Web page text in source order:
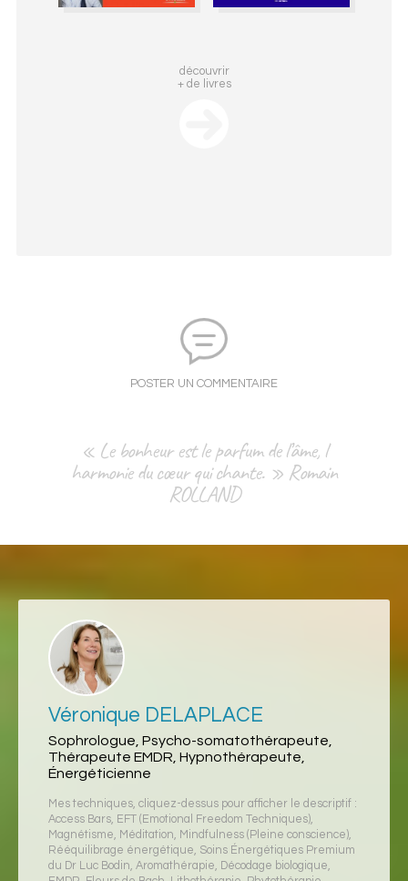
découvrir
+ de livres
POSTER UN COMMENTAIRE
« Le bonheur est le parfum de l’âme, l
harmonie du cœur qui chante. » Romain
ROLLAND
Véronique DELAPLACE
Sophrologue, Psycho-somatothérapeute,
Thérapeute EMDR, Hypnothérapeute,
Énergéticienne
Mes techniques, cliquez-dessus pour afficher le descriptif :
Access Bars, EFT (Emotional Freedom Techniques),
Magnétisme, Méditation, Mindfulness (Pleine conscience),
Rééquilibrage énergétique, Soins Énergétiques Premium
du Dr Luc Bodin, Aromathérapie, Décodage biologique,